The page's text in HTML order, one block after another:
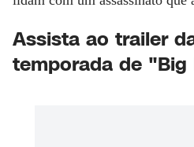
Assista ao trailer
temporada de "Big